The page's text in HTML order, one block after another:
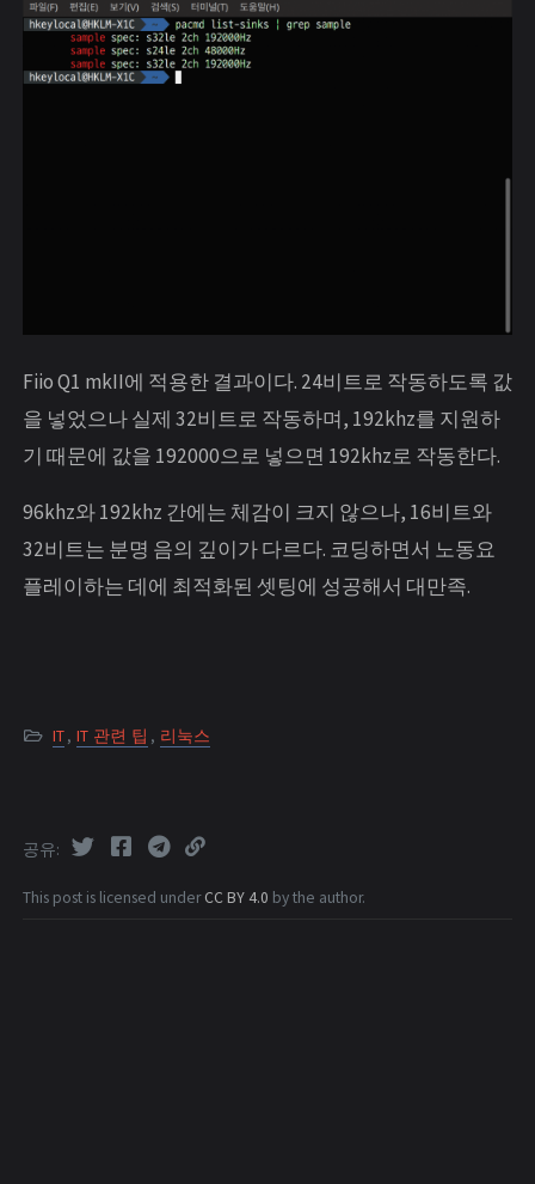
Fiio Q1 mkII에 적용한 결과이다. 24비트로 작동하도록 값
을 넣었으나 실제 32비트로 작동하며, 192khz를 지원하
기 때문에 값을 192000으로 넣으면 192khz로 작동한다.
96khz와 192khz 간에는 체감이 크지 않으나, 16비트와
32비트는 분명 음의 깊이가 다르다. 코딩하면서 노동요
플레이하는 데에 최적화된 셋팅에 성공해서 대만족.
IT, IT 관련 팁 , 리눅스
This post is licensed underCC BY 4.0 by the author.
공유